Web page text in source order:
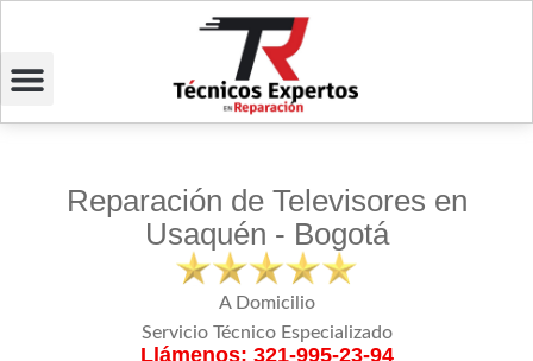
Reparación de Televisores en
Usaquén - Bogotá
A Domicilio
Servicio Técnico Especializado
Llámenos: 321-995-23-94